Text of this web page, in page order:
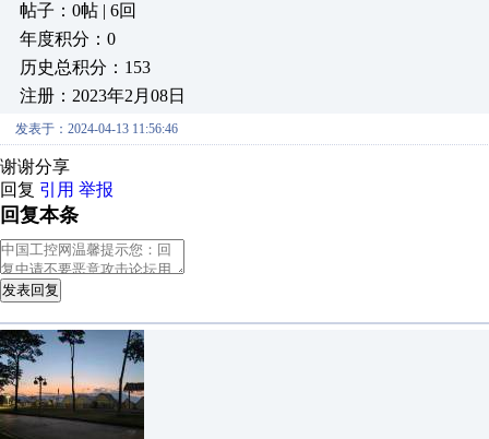
帖子：0帖 | 6回
年度积分：0
历史总积分：153
注册：2023年2月08日
发表于：2024-04-13 11:56:46
谢谢分享
回复 引用 举报
回复本条
发表回复